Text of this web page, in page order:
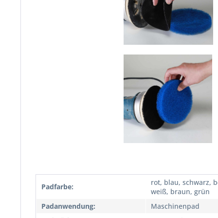
Padfarbe:
rot, blau, schwarz,
weiß, braun, grün
Padanwendung:
Maschinenpad